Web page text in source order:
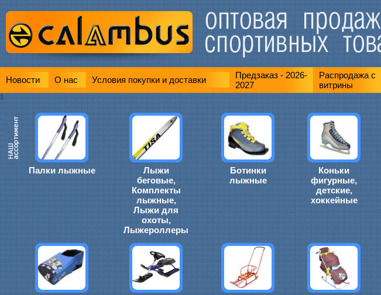
Новости О нас Условия покупки и доставки
Предзаказ - 2026-
2027
Распродажа с
витрины
1
Палки лыжные
Лыжи
беговые,
Комплекты
лыжные,
Лыжи для
охоты,
Лыжероллеры
Ботинки
лыжные
Коньки
фигурные,
детские,
хоккейные